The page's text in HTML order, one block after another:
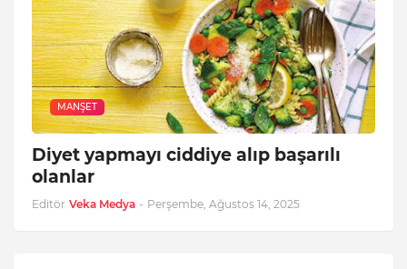
MANŞET
Diyet yapmayı ciddiye alıp başarılı
olanlar
Editör Veka Medya - Perşembe, Ağustos 14, 2025